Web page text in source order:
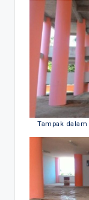
Tampak dalam